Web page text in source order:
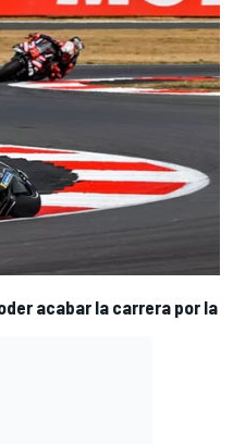
acabar la carrera por la